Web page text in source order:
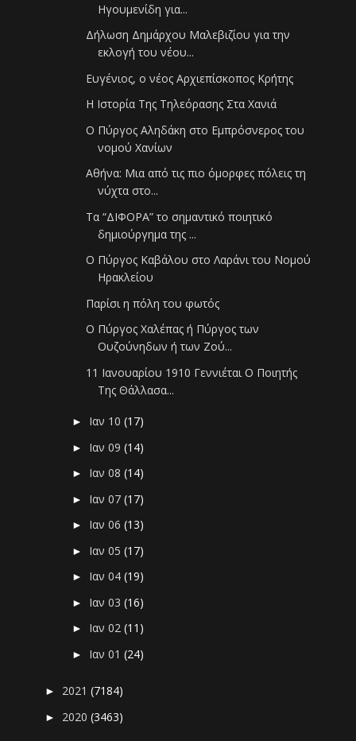
Ηγουμενίδη για...
Δήλωση Δημάρχου Μαλεβιζίου για την
εκλογή του νέου...
Ευγένιος, ο νέος Αρχιεπίσκοπος Κρήτης
Η Ιστορία Της Τηλεόρασης Στα Χανιά
Ο Πύργος Αληδάκη στο Εμπρόσνερος του
νομού Χανίων
Αθήνα: Μια από τις πιο όμορφες πόλεις τη
νύχτα στο...
Τα “ΔΙΦΟΡΑ” το σημαντικό ποιητικό
δημιούργημα της ...
Ο Πύργος Καβάλου στο Λαράνι του Νομού
Ηρακλείου
Παρίσι η πόλη του φωτός
Ο Πύργος Χαλέπας ή Πύργος των
Ουζούνηδων ή των Ζού...
11 Ιανουαρίου 1910 Γεννιέται Ο Ποιητής
Της Θάλλασα...
► Ιαν 10(17)
► Ιαν 09(14)
► Ιαν 08(14)
► Ιαν 07(17)
► Ιαν 06(13)
► Ιαν 05(17)
► Ιαν 04(19)
► Ιαν 03(16)
► Ιαν 02(11)
► Ιαν 01(24)
► 2021(7184)
► 2020(3463)